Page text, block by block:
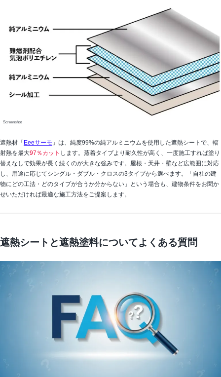
Screenshot
遮熱材「 Eeeサーモ 」は、純度99%の純アルミニウムを使用した遮熱シートで、輻
射熱を最大97％カット します。蒸着タイプより耐久性が高く、一度施工すれば塗り
替えなしで効果が長く続くのが大きな強みです。屋根・天井・壁など広範囲に対応
し、用途に応じてシングル・ダブル・クロスの3タイプから選べます。「自社の建
物にどの工法・どのタイプが合うか分からない」という場合も、建物条件をお聞か
せいただければ最適な施工方法をご提案します。
遮熱シートと遮熱塗料についてよくある質問